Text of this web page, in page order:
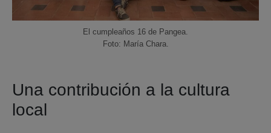
El cumpleaños 16 de Pangea.
Foto: María Chara.
Una contribución a la cultura
local